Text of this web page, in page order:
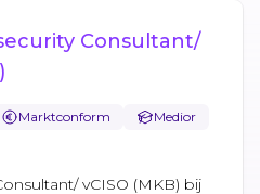
Consultant/
Marktconform
Medior
vCISO (MKB) bij